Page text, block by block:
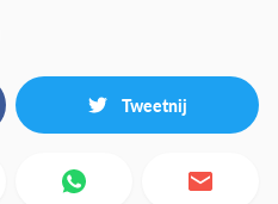
Tweetnij